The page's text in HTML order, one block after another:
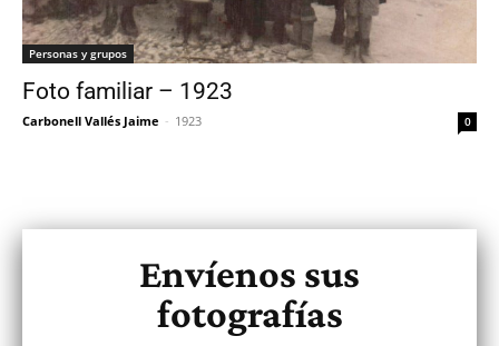
Personas y grupos
Foto familiar – 1923
Carbonell Vallés Jaime - 1923 0
Envíenos sus
fotografías